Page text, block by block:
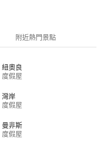
附近熱門景點
紐奧良
度假屋
灣岸
度假屋
曼非斯
度假屋